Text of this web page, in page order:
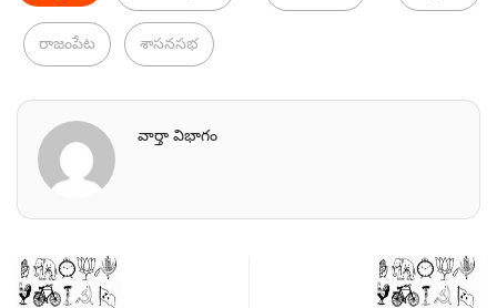
రాజంపేట శాసనసభ
వార్తా విభాగం